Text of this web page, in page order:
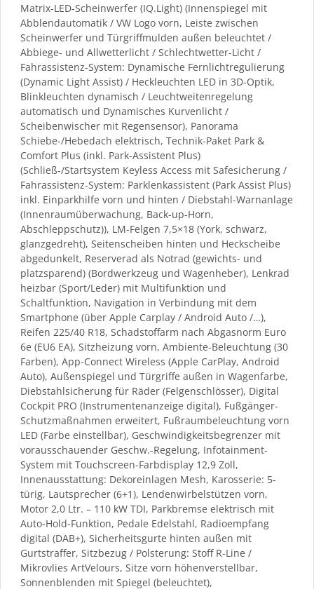
Matrix-LED-Scheinwerfer (IQ.Light) (Innenspiegel mit
Abblendautomatik / VW Logo vorn, Leiste zwischen
Scheinwerfer und Türgriffmulden außen beleuchtet /
Abbiege- und Allwetterlicht / Schlechtwetter-Licht /
Fahrassistenz-System: Dynamische Fernlichtregulierung
(Dynamic Light Assist) / Heckleuchten LED in 3D-Optik,
Blinkleuchten dynamisch / Leuchtweitenregelung
automatisch und Dynamisches Kurvenlicht /
Scheibenwischer mit Regensensor), Panorama
Schiebe-/Hebedach elektrisch, Technik-Paket Park &
Comfort Plus (inkl. Park-Assistent Plus)
(Schließ-/Startsystem Keyless Access mit Safesicherung /
Fahrassistenz-System: Parklenkassistent (Park Assist Plus)
inkl. Einparkhilfe vorn und hinten / Diebstahl-Warnanlage
(Innenraumüberwachung, Back-up-Horn,
Abschleppschutz)), LM-Felgen 7,5×18 (York, schwarz,
glanzgedreht), Seitenscheiben hinten und Heckscheibe
abgedunkelt, Reserverad als Notrad (gewichts- und
platzsparend) (Bordwerkzeug und Wagenheber), Lenkrad
heizbar (Sport/Leder) mit Multifunktion und
Schaltfunktion, Navigation in Verbindung mit dem
Smartphone (über Apple Carplay / Android Auto /…),
Reifen 225/40 R18, Schadstoffarm nach Abgasnorm Euro
6e (EU6 EA), Sitzheizung vorn, Ambiente-Beleuchtung (30
Farben), App-Connect Wireless (Apple CarPlay, Android
Auto), Außenspiegel und Türgriffe außen in Wagenfarbe,
Diebstahlsicherung für Räder (Felgenschlösser), Digital
Cockpit PRO (Instrumentenanzeige digital), Fußgänger-
Schutzmaßnahmen erweitert, Fußraumbeleuchtung vorn
LED (Farbe einstellbar), Geschwindigkeitsbegrenzer mit
vorausschauender Geschw.-Regelung, Infotainment-
System mit Touchscreen-Farbdisplay 12,9 Zoll,
Innenausstattung: Dekoreinlagen Mesh, Karosserie: 5-
türig, Lautsprecher (6+1), Lendenwirbelstützen vorn,
Motor 2,0 Ltr. – 110 kW TDI, Parkbremse elektrisch mit
Auto-Hold-Funktion, Pedale Edelstahl, Radioempfang
digital (DAB+), Sicherheitsgurte hinten außen mit
Gurtstraffer, Sitzbezug / Polsterung: Stoff R-Line /
Mikrovlies ArtVelours, Sitze vorn höhenverstellbar,
Sonnenblenden mit Spiegel (beleuchtet),